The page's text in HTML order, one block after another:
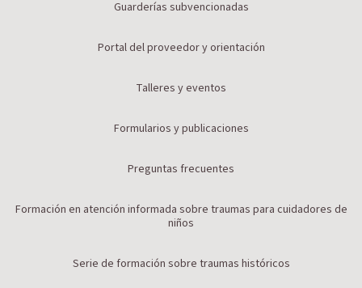
Guarderías subvencionadas
Portal del proveedor y orientación
Talleres y eventos
Formularios y publicaciones
Preguntas frecuentes
Formación en atención informada sobre traumas para cuidadores de
niños
Serie de formación sobre traumas históricos